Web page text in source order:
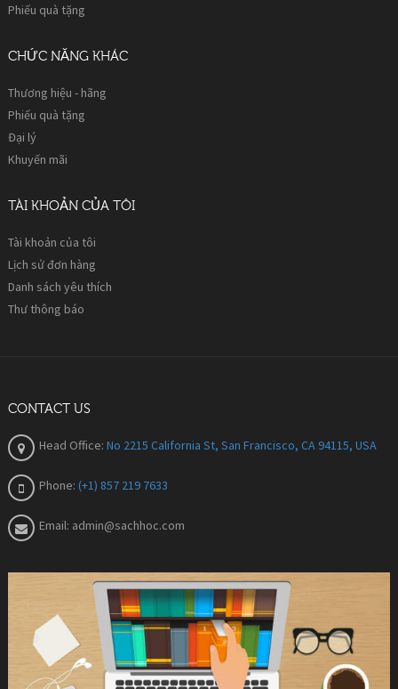
Phiếu quà tặng
CHỨC NĂNG KHÁC
Thương hiệu - hãng
Phiếu quà tặng
Đại lý
Khuyến mãi
TÀI KHOẢN CỦA TÔI
Tài khoản của tôi
Lịch sử đơn hàng
Danh sách yêu thích
Thư thông báo
CONTACT US
Head Office: No 2215 California St, San Francisco, CA 94115, USA
Phone: (+1) 857 219 7633
Email: admin@sachhoc.com